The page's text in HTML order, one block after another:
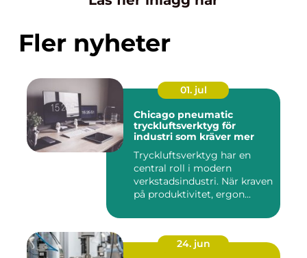
Fler nyheter
01. jul
Chicago pneumatic
tryckluftsverktyg för
industri som kräver mer
Tryckluftsverktyg har en
central roll i modern
verkstadsindustri. När kraven
på produktivitet, ergon...
24. jun